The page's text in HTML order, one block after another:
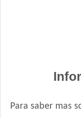
Vitalcan Premium
Para saber mas